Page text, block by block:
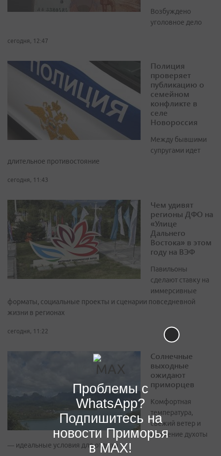
Возбуждено
уголовное дело
сегодня, 12:47
Полиция
проверяет
публикацию о
семейном
конфликте в
селе
Новороссия
Между бывшими
супругами идет
длительное противостояние
сегодня, 11:43
Чем удивят
регионы ДФО на
«Улице
Дальнего
Востока» в этом
году на ВЭФ
Павильоны
сделают ставку на
иммерсивные
форматы, социальные проекты и сценарии повседневной
жизни в регионах
сегодня, 11:22
Солнечные
выходные
ожидают
приморцев
Комфортная
температура,
свежий ветер и
снижение духоты
— идеальные условия для отдыха
Проблемы с
WhatsApp?
Подпишитесь на
новости Приморья
в MAX!